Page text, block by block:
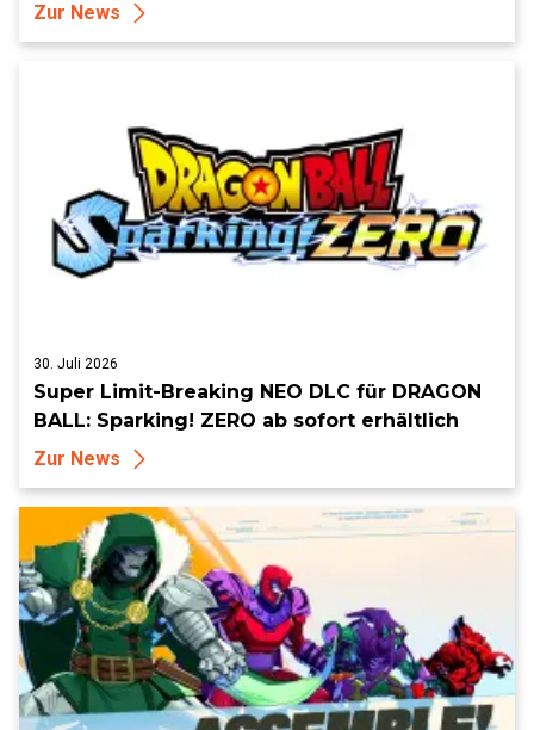
Zur News
30. Juli 2026
Super Limit-Breaking NEO DLC für DRAGON
BALL: Sparking! ZERO ab sofort erhältlich
Zur News